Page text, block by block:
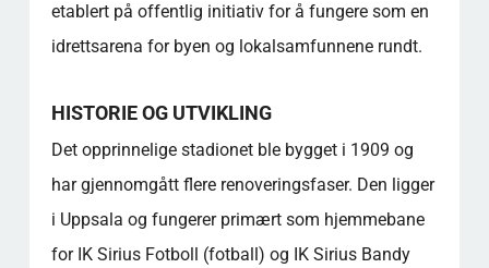
etablert på offentlig initiativ for å fungere som en
idrettsarena for byen og lokalsamfunnene rundt.
HISTORIE OG UTVIKLING
Det opprinnelige stadionet ble bygget i 1909 og
har gjennomgått flere renoveringsfaser. Den ligger
i Uppsala og fungerer primært som hjemmebane
for IK Sirius Fotboll (fotball) og IK Sirius Bandy